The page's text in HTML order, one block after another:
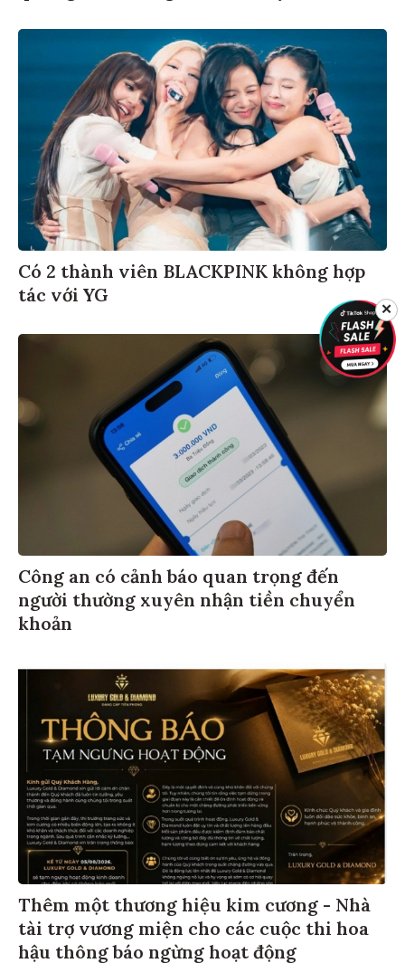
Có 2 thành viên BLACKPINK không hợp
tác với YG
Công an có cảnh báo quan trọng đến
người thường xuyên nhận tiền chuyển
khoản
Thêm một thương hiệu kim cương - Nhà
tài trợ vương miện cho các cuộc thi hoa
hậu thông báo ngừng hoạt động
✕